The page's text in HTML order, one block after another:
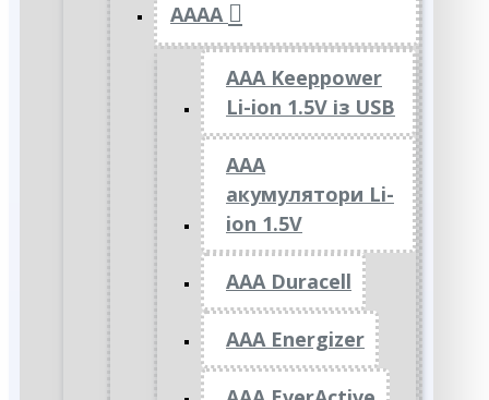
АААА
AAA Keeppower
Li-ion 1.5V із USB
ААА
акумулятори Li-
ion 1.5V
AAA Duracell
AAA Energizer